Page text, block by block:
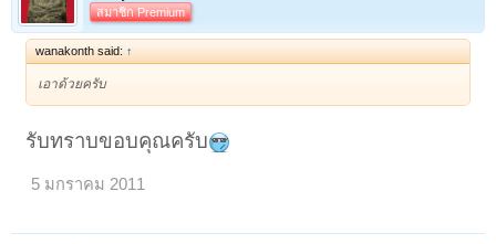
สมาชิก Premium
wanakonth said: ↑
เอาด้วยครับ
รับทราบขอบคุณครับ
5 มกราคม 2011